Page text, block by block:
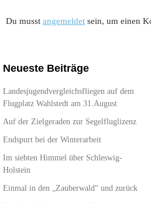
Du musst angemeldet sein, um einen
Neueste Beiträge
Landesjugendvergleichsfliegen auf dem
Flugplatz Wahlstedt am 31.August
Auf der Zielgeraden zur Segelfluglizenz
Endspurt bei der Winterarbeit
Im siebten Himmel über Schleswig-
Holstein
Einmal in den „Zauberwald“ und zurück